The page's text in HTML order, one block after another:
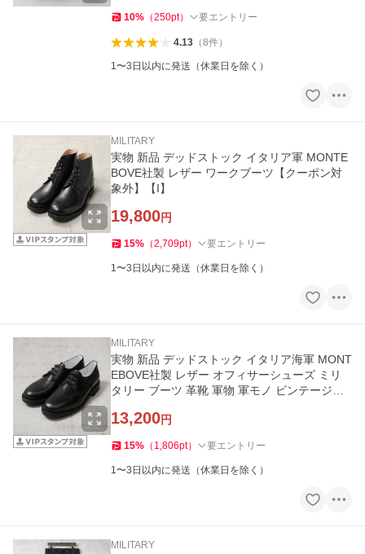
10% （250pt） 要エントリー
4.13（8件）
1〜3日以内に発送（休業日を除く）
MILITARY
実物 新品 デッドストック イタリア軍 MONTE
BOVE社製 レザー ワークブーツ【クーポン対
象外】【I】
19,800円
15% （2,709pt） 要エントリー
1〜3日以内に発送（休業日を除く）
MILITARY
実物 新品 デッドストック イタリア海軍 MONT
EBOVE社製 レザー オフィサーシューズ ミリ
タリー ブーツ 革靴 軍物 軍モノ ビンテージ
13,200円
15% （ 1,806pt） 要エントリー
1〜3日以内に発送（休業日を除く）
MILITARY